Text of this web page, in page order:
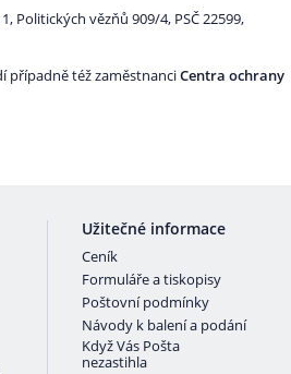
Politických vězňů 909/4, PSČ 22599,
případně též zaměstnanciCentra ochrany
Užitečné informace
Ceník
Formuláře a tiskopisy
Poštovní podmínky
Návody k balení a podání
Když Vás Pošta
nezastihla